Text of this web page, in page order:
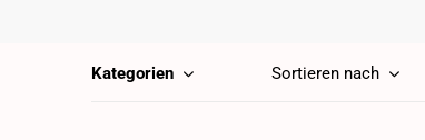
Kategorien Sortieren nach